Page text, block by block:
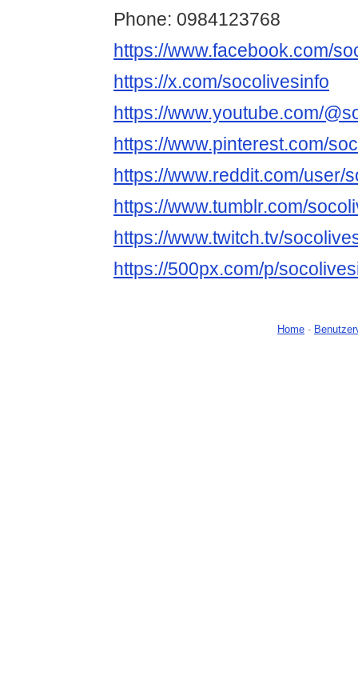
Phone: 0984123768
https://www.facebook.com/
https://x.com/socolivesinfo
https://www.youtube.com/
https://www.pinterest.com/
https://www.reddit.com/user/
https://www.tumblr.com/
https://www.twitch.tv/
https://500px.com/p/
Home -